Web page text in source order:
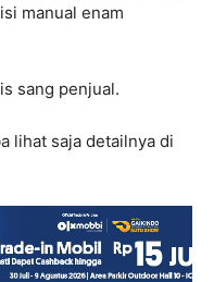
manual enam
sang penjual.
lihat saja detailnya di